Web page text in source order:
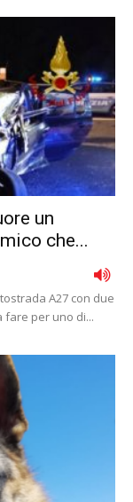
un
che...
A27 con due
fare per uno di...